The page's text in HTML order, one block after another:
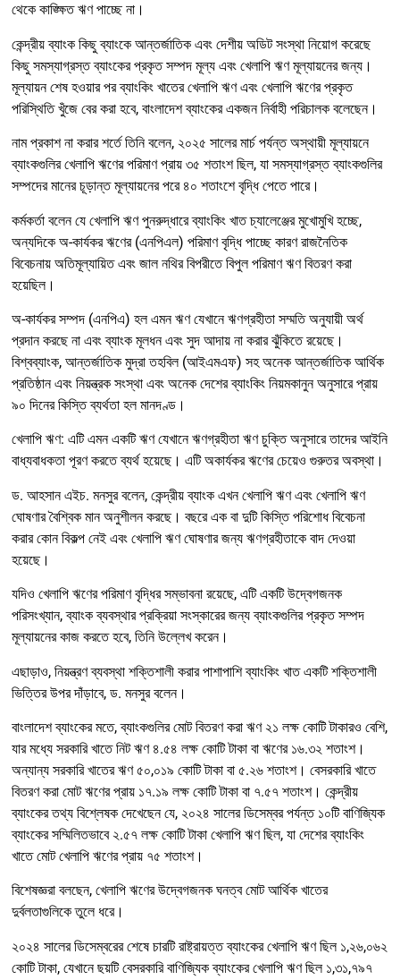
থেকে কাঙ্ক্ষিত ঋণ পাচ্ছে না।
কেন্দ্রীয় ব্যাংক কিছু ব্যাংকে আন্তর্জাতিক এবং দেশীয় অডিট সংস্থা নিয়োগ করেছে
কিছু সমস্যাগ্রস্ত ব্যাংকের প্রকৃত সম্পদ মূল্য এবং খেলাপি ঋণ মূল্যায়নের জন্য।
মূল্যায়ন শেষ হওয়ার পর ব্যাংকিং খাতের খেলাপি ঋণ এবং খেলাপি ঋণের প্রকৃত
পরিস্থিতি খুঁজে বের করা হবে, বাংলাদেশ ব্যাংকের একজন নির্বাহী পরিচালক বলেছেন।
নাম প্রকাশ না করার শর্তে তিনি বলেন, ২০২৫ সালের মার্চ পর্যন্ত অস্থায়ী মূল্যায়নে
ব্যাংকগুলির খেলাপি ঋণের পরিমাণ প্রায় ৩৫ শতাংশ ছিল, যা সমস্যাগ্রস্ত ব্যাংকগুলির
সম্পদের মানের চূড়ান্ত মূল্যায়নের পরে ৪০ শতাংশে বৃদ্ধি পেতে পারে।
কর্মকর্তা বলেন যে খেলাপি ঋণ পুনরুদ্ধারে ব্যাংকিং খাত চ্যালেঞ্জের মুখোমুখি হচ্ছে,
অন্যদিকে অ-কার্যকর ঋণের (এনপিএল) পরিমাণ বৃদ্ধি পাচ্ছে কারণ রাজনৈতিক
বিবেচনায় অতিমূল্যায়িত এবং জাল নথির বিপরীতে বিপুল পরিমাণ ঋণ বিতরণ করা
হয়েছিল।
অ-কার্যকর সম্পদ (এনপিএ) হল এমন ঋণ যেখানে ঋণগ্রহীতা সম্মতি অনুযায়ী অর্থ
প্রদান করছে না এবং ব্যাংক মূলধন এবং সুদ আদায় না করার ঝুঁকিতে রয়েছে।
বিশ্বব্যাংক, আন্তর্জাতিক মুদ্রা তহবিল (আইএমএফ) সহ অনেক আন্তর্জাতিক আর্থিক
প্রতিষ্ঠান এবং নিয়ন্ত্রক সংস্থা এবং অনেক দেশের ব্যাংকিং নিয়মকানুন অনুসারে প্রায়
৯০ দিনের কিস্তি ব্যর্থতা হল মানদণ্ড।
খেলাপি ঋণ: এটি এমন একটি ঋণ যেখানে ঋণগ্রহীতা ঋণ চুক্তি অনুসারে তাদের আইনি
বাধ্যবাধকতা পূরণ করতে ব্যর্থ হয়েছে। এটি অকার্যকর ঋণের চেয়েও গুরুতর অবস্থা।
ড. আহসান এইচ. মনসুর বলেন, কেন্দ্রীয় ব্যাংক এখন খেলাপি ঋণ এবং খেলাপি ঋণ
ঘোষণার বৈশ্বিক মান অনুশীলন করছে। বছরে এক বা দুটি কিস্তি পরিশোধ বিবেচনা
করার কোন বিকল্প নেই এবং খেলাপি ঋণ ঘোষণার জন্য ঋণগ্রহীতাকে বাদ দেওয়া
হয়েছে।
যদিও খেলাপি ঋণের পরিমাণ বৃদ্ধির সম্ভাবনা রয়েছে, এটি একটি উদ্বেগজনক
পরিসংখ্যান, ব্যাংক ব্যবস্থার প্রক্রিয়া সংস্কারের জন্য ব্যাংকগুলির প্রকৃত সম্পদ
মূল্যায়নের কাজ করতে হবে, তিনি উল্লেখ করেন।
এছাড়াও, নিয়ন্ত্রণ ব্যবস্থা শক্তিশালী করার পাশাপাশি ব্যাংকিং খাত একটি শক্তিশালী
ভিত্তির উপর দাঁড়াবে, ড. মনসুর বলেন।
বাংলাদেশ ব্যাংকের মতে, ব্যাংকগুলির মোট বিতরণ করা ঋণ ২১ লক্ষ কোটি টাকারও বেশি,
যার মধ্যে সরকারি খাতে নিট ঋণ ৪.৫৪ লক্ষ কোটি টাকা বা ঋণের ১৬.৩২ শতাংশ।
অন্যান্য সরকারি খাতের ঋণ ৫০,০১৯ কোটি টাকা বা ৫.২৬ শতাংশ। বেসরকারি খাতে
বিতরণ করা মোট ঋণের প্রায় ১৭.১৯ লক্ষ কোটি টাকা বা ৭.৫৭ শতাংশ। কেন্দ্রীয়
ব্যাংকের তথ্য বিশ্লেষক দেখেছেন যে, ২০২৪ সালের ডিসেম্বর পর্যন্ত ১০টি বাণিজ্যিক
ব্যাংকের সম্মিলিতভাবে ২.৫৭ লক্ষ কোটি টাকা খেলাপি ঋণ ছিল, যা দেশের ব্যাংকিং
খাতে মোট খেলাপি ঋণের প্রায় ৭৫ শতাংশ।
বিশেষজ্ঞরা বলছেন, খেলাপি ঋণের উদ্বেগজনক ঘনত্ব মোট আর্থিক খাতের
দুর্বলতাগুলিকে তুলে ধরে।
২০২৪ সালের ডিসেম্বরের শেষে চারটি রাষ্ট্রায়ত্ত ব্যাংকের খেলাপি ঋণ ছিল ১,২৬,০৬২
কোটি টাকা, যেখানে ছয়টি বেসরকারি বাণিজ্যিক ব্যাংকের খেলাপি ঋণ ছিল ১,৩১,৭৯৭